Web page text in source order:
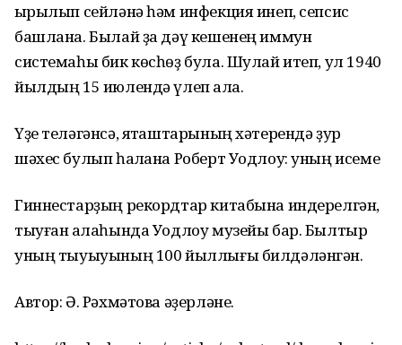
ҡырылып сейләнә һәм инфекция инеп, сепсис
башлана. Былай ҙа дәү кешенең иммун
системаһы бик көсһөҙ була. Шулай итеп, ул 1940
йылдың 15 июлендә үлеп ҡала.
Үҙе теләгәнсә, яҡташтарының хәтерендә ҙур
шәхес булып һаҡлана Роберт Уодлоу: уның исеме
Гиннестарҙың рекордтар китабына индерелгән,
тыуған ҡалаһында Уодлоу музейы бар. Былтыр
уның тыуыуының 100 йыллығы билдәләнгән.
Автор: Ә. Рәхмәтова әҙерләне.